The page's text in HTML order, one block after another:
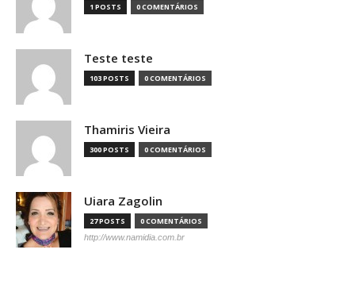
1 POSTS 0 COMENTÁRIOS
Teste teste
103 POSTS 0 COMENTÁRIOS
Thamiris Vieira
300 POSTS 0 COMENTÁRIOS
Uiara Zagolin
27 POSTS 0 COMENTÁRIOS
http://www.namidia.com.br